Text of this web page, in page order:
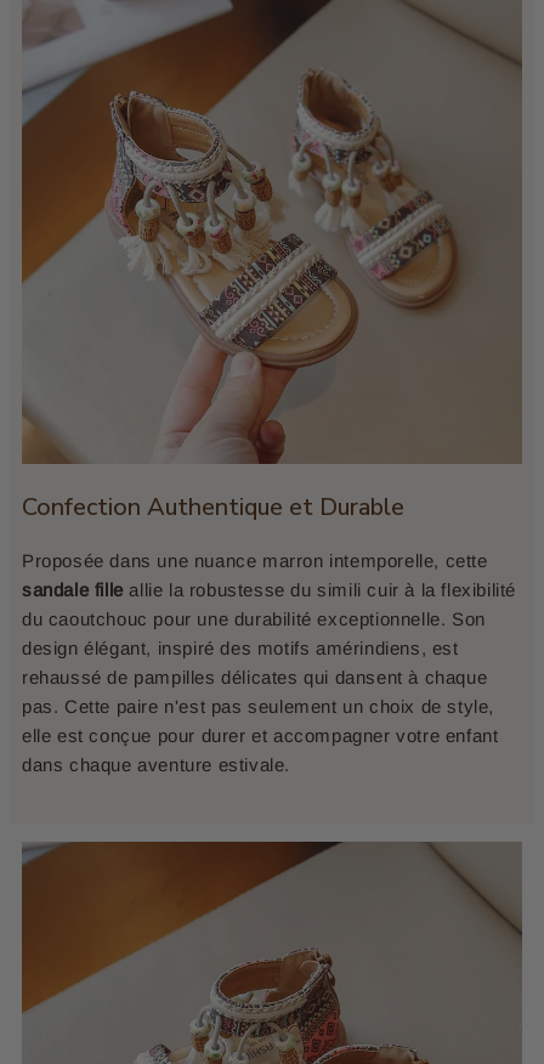
Confection Authentique et Durable
Proposée dans une nuance marron intemporelle, cette
sandale filleallie la robustesse du simili cuir à la flexibilité
du caoutchouc pour une durabilité exceptionnelle. Son
design élégant, inspiré des motifs amérindiens, est
rehaussé de pampilles délicates qui dansent à chaque
pas. Cette paire n'est pas seulement un choix de style,
elle est conçue pour durer et accompagner votre enfant
dans chaque aventure estivale.